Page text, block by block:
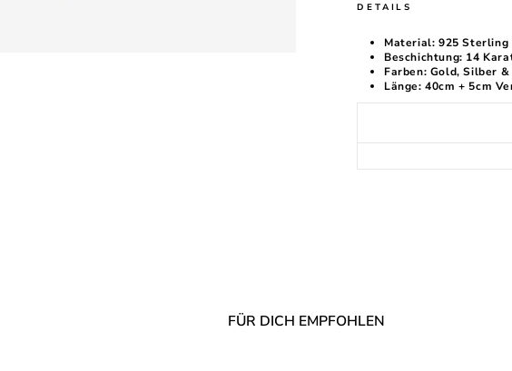
DETAILS
Material: 925 Sterling
Beschichtung: 14
Farben: Gold, Silber &
Länge: 40cm + 5cm
FÜR DICH EMPFOHLEN